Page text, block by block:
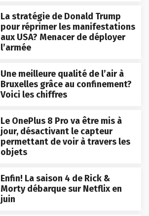
La stratégie de Donald Trump
pour réprimer les manifestations
aux USA? Menacer de déployer
l’armée
Une meilleure qualité de l’air à
Bruxelles grâce au confinement?
Voici les chiffres
Le OnePlus 8 Pro va être mis à
jour, désactivant le capteur
permettant de voir à travers les
objets
Enfin! La saison 4 de Rick &
Morty débarque sur Netflix en
juin